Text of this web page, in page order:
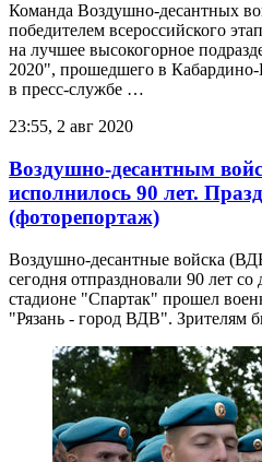
Команда Воздушно-десантных
победителем всероссийского
на лучшее высокогорное
2020", прошедшего в
в пресс-службе …
23:55, 2 авг 2020
Воздушно-десантным
исполнилось 90 лет.
(фоторепортаж)
Воздушно-десантные войска
сегодня отпраздновали 90 лет
стадионе "Спартак" прошел
"Рязань - город ВДВ". Зрителям